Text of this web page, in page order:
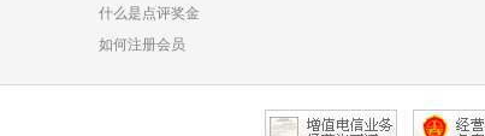
什么是点评奖金
如何注册会员